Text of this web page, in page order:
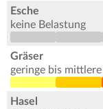
Esche
keine Belastung
Gräser
geringe bis
Hasel